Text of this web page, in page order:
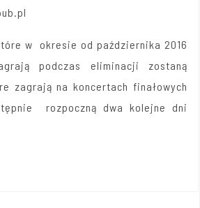
w okresie od października 2016
podczas eliminacji zostaną
zagrają na koncertach finałowych
rozpoczną dwa kolejne dni